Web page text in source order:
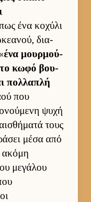
ένα κοχύλι
δια­
ένα μουρ­μού­
κωφό βου­
πολ­λαπλή
που
ψυχή
τους
μέσα από
ακόμη
μεγάλου